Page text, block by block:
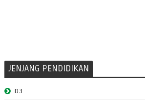
JENJANG PENDIDIKAN
D3